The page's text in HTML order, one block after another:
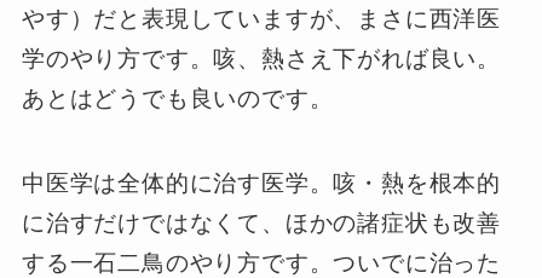
やす）だと表現していますが、まさに西洋医
学のやり方です。咳、熱さえ下がれば良い。
あとはどうでも良いのです。
中医学は全体的に治す医学。咳・熱を根本的
に治すだけではなくて、ほかの諸症状も改善
する一石二鳥のやり方です。ついでに治った